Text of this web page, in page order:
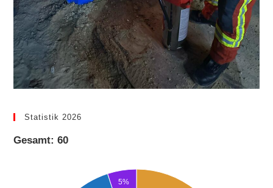
Statistik 2026
Gesamt: 60
5%